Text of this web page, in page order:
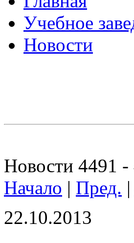
Учебное
Новости
Новости 4491 -
Начало | Пред. |
22.10.2013